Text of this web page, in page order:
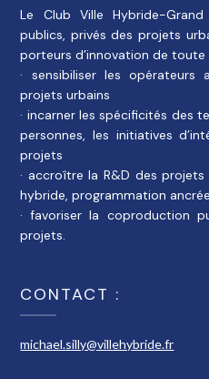
Le Club Ville Hybride-
publics, privés des projets
porteurs d’innovation de toute
· sensibiliser les opérateurs
projets urbains
· incarner les spécificités des
personnes, les initiatives
projets
· accroître la R&D des
hybride, programmation
· favoriser la coproduction
projets.
CONTACT :
michael.silly@villehybride.fr